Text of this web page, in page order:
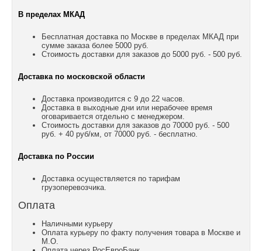
В пределах МКАД
Бесплатная доставка по Москве в пределах МКАД при
сумме заказа более 5000 руб.
Стоимость доставки для заказов до 5000 руб. - 500 руб.
Доставка по московской области
Доставка производится с 9 до 22 часов.
Доставка в выходные дни или нерабочее время
оговаривается отдельно с менеджером.
Стоимость доставки для заказов до 70000 руб. - 500
руб. + 40 руб/км, от 70000 руб. - бесплатно.
Доставка по России
Доставка осуществляется по тарифам
грузоперевозчика.
Оплата
Наличными курьеру
Оплата курьеру по факту получения товара в Москве и
М.О.